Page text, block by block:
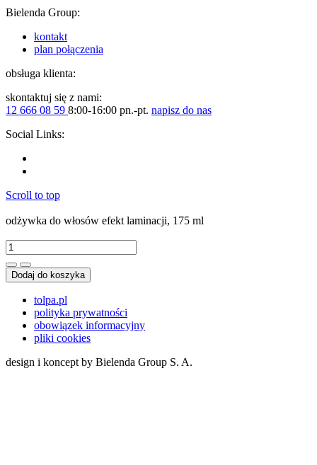
Bielenda Group:
kontakt
plan połączenia
obsługa klienta:
skontaktuj się z nami:
12 666 08 59 8:00-16:00 pn.-pt. napisz do nas
Social Links:
Scroll to top
odżywka do włosów efekt laminacji, 175 ml
Dodaj do koszyka
tolpa.pl
polityka prywatności
obowiązek informacyjny
pliki cookies
design i koncept by Bielenda Group S. A.